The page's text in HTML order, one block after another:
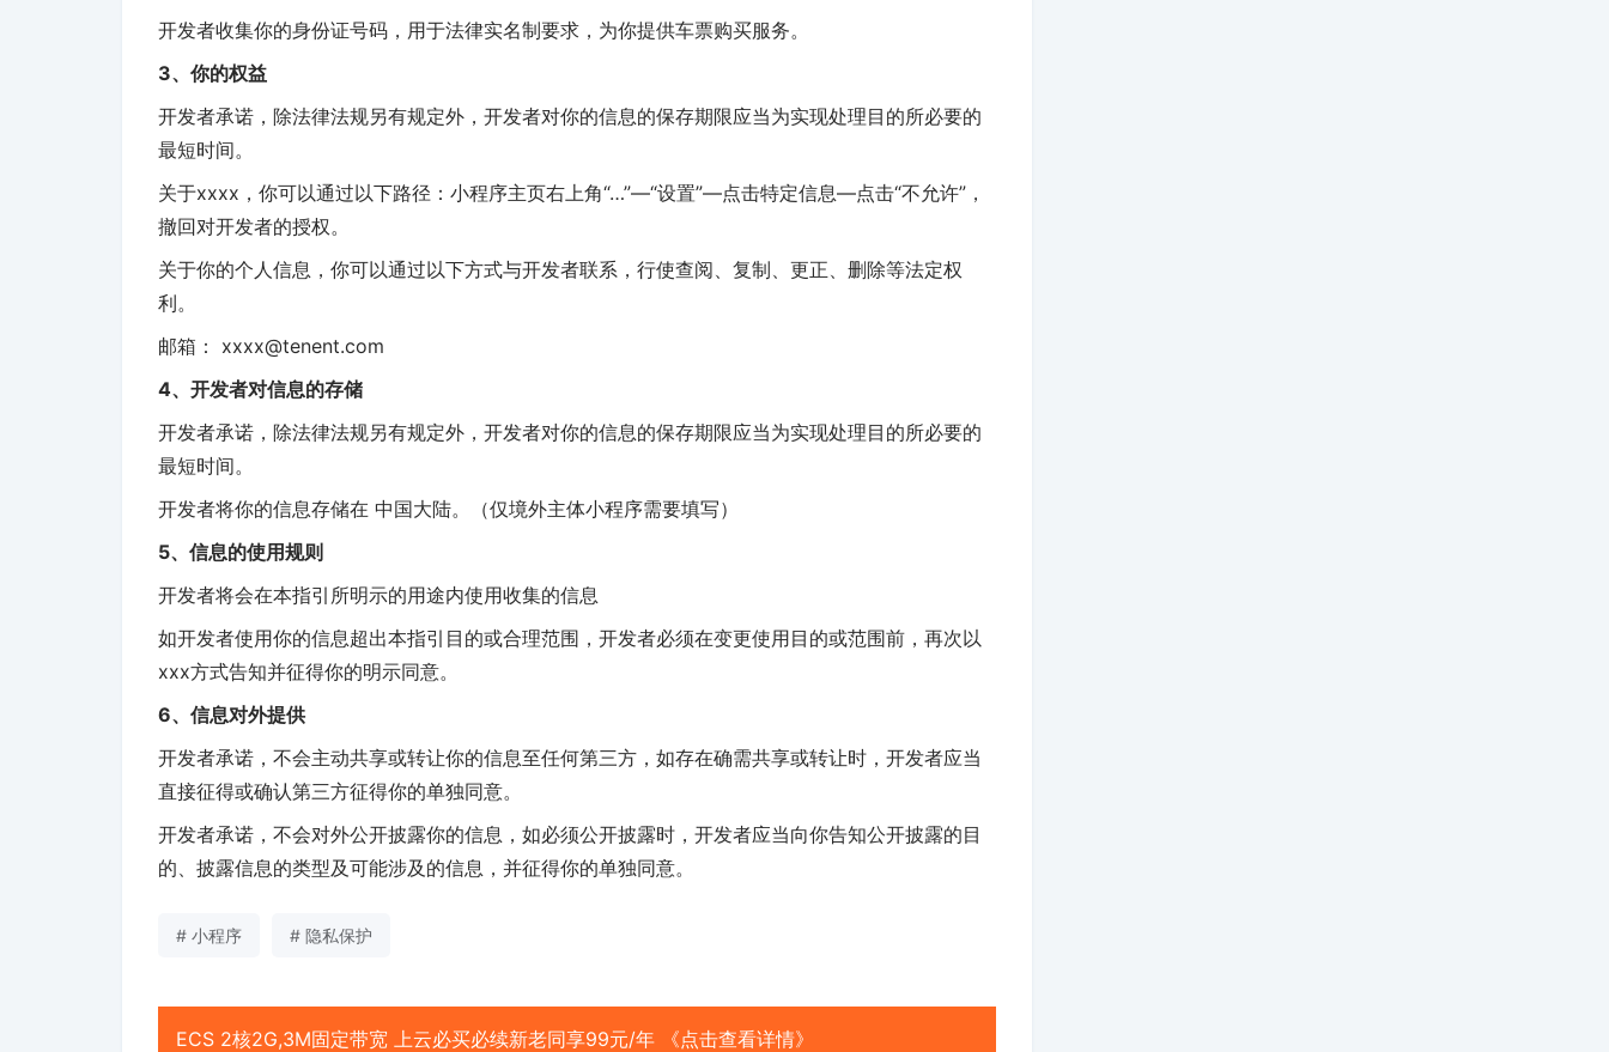
开发者收集你的身份证号码，用于法律实名制要求，为你提供车票购买服务。
3、你的权益
开发者承诺，除法律法规另有规定外，开发者对你的信息的保存期限应当为实现处理目的所必要的
最短时间。
关于xxxx，你可以通过以下路径：小程序主页右上角“…”—“设置”—点击特定信息—点击“不允许”，
撤回对开发者的授权。
关于你的个人信息，你可以通过以下方式与开发者联系，行使查阅、复制、更正、删除等法定权
利。
邮箱： xxxx@tenent.com
4、开发者对信息的存储
开发者承诺，除法律法规另有规定外，开发者对你的信息的保存期限应当为实现处理目的所必要的
最短时间。
开发者将你的信息存储在 中国大陆。（仅境外主体小程序需要填写）
5、信息的使用规则
开发者将会在本指引所明示的用途内使用收集的信息
如开发者使用你的信息超出本指引目的或合理范围，开发者必须在变更使用目的或范围前，再次以
xxx方式告知并征得你的明示同意。
6、信息对外提供
开发者承诺，不会主动共享或转让你的信息至任何第三方，如存在确需共享或转让时，开发者应当
直接征得或确认第三方征得你的单独同意。
开发者承诺，不会对外公开披露你的信息，如必须公开披露时，开发者应当向你告知公开披露的目
的、披露信息的类型及可能涉及的信息，并征得你的单独同意。
# 小程序 # 隐私保护
ECS 2核2G,3M固定带宽 上云必买必续新老同享99元/年 《点击查看详情》